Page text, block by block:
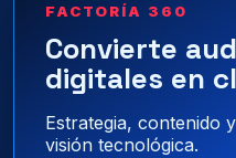
FACTORÍA 360
Convierte
digitales en
Estrategia, contenido
visión tecnológica.